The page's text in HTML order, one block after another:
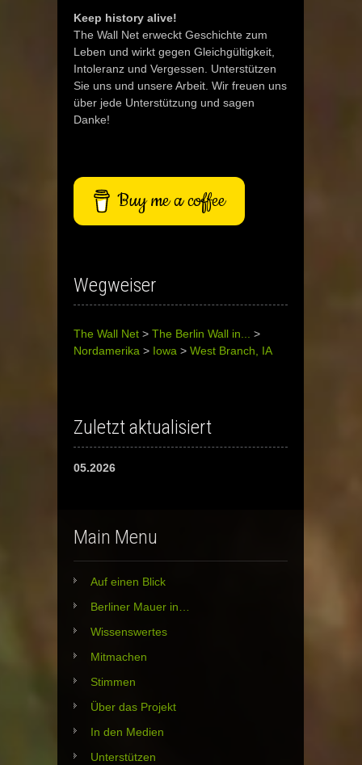
Keep history alive!
The Wall Net erweckt Geschichte zum
Leben und wirkt gegen Gleichgültigkeit,
Intoleranz und Vergessen. Unterstützen
Sie uns und unsere Arbeit. Wir freuen uns
über jede Unterstützung und sagen
Danke!
Buy me a coffee
Wegweiser
The Wall Net > The Berlin Wall in...
>
Nordamerika > Iowa > West Branch, IA
Zuletzt aktualisiert
05.2026
Main Menu
Auf einen Blick
Berliner Mauer in…
Wissenswertes
Mitmachen
Stimmen
Über das Projekt
In den Medien
Unterstützen